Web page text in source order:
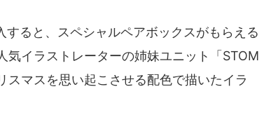
ると、スペシャルペアボックスがもらえる
気イラストレーターの姉妹ユニット「STOM
スマスを思い起こさせる配色で描いたイラ